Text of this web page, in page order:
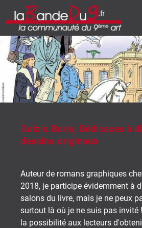
et
Glénat depuis
des festivals BD et
pas aller partout...
! Cette page offrira
des dédicaces et